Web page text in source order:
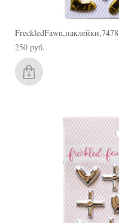
FreckledFawn,наклейки,7478
250 pуб.